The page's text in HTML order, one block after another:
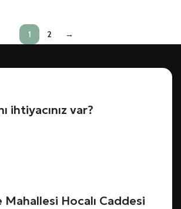
1 2 →
ihtiyacınız var?
Hocalı Caddesi